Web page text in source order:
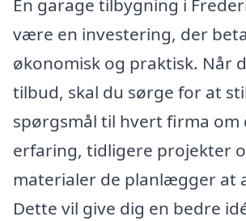
En garage tilbygning i
være en investering, der
økonomisk og praktisk. Når
tilbud, skal du sørge for at
spørgsmål til hvert firma om
erfaring, tidligere projekter
materialer de planlægger at
Dette vil give dig en bedre